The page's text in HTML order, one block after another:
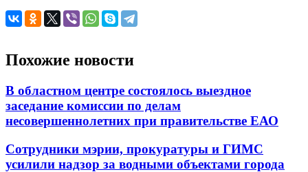
Похожие новости
В областном центре состоялось выездное
заседание комиссии по делам
несовершеннолетних при правительстве ЕАО
Сотрудники мэрии, прокуратуры и ГИМС
усилили надзор за водными объектами города